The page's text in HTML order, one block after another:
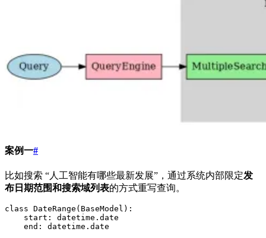
案例一#
比如搜索 “人工智能有哪些最新发展”，通过系统内部限定发
布日期范围和搜索域列表的方式重写查询。
class DateRange ( BaseModel ):
    start
: datetime . date
    end
: datetime . date